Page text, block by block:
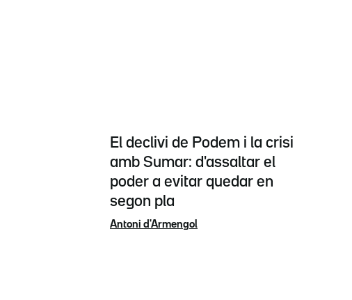
El declivi de Podem i la crisi
amb Sumar: d'assaltar el
poder a evitar quedar en
segon pla
Antoni d'Armengol